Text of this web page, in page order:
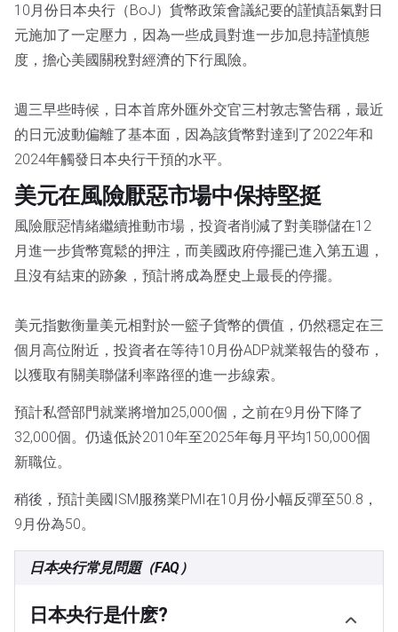
10月份日本央行（BoJ）貨幣政策會議紀要的謹慎語氣對日
元施加了一定壓力，因為一些成員對進一步加息持謹慎態
度，擔心美國關稅對經濟的下行風險。
週三早些時候，日本首席外匯外交官三村敦志警告稱，最近
的日元波動偏離了基本面，因為該貨幣對達到了2022年和
2024年觸發日本央行干預的水平。
美元在風險厭惡市場中保持堅挺
風險厭惡情緒繼續推動市場，投資者削減了對美聯儲在12
月進一步貨幣寬鬆的押注，而美國政府停擺已進入第五週，
且沒有結束的跡象，預計將成為歷史上最長的停擺。
美元指數衡量美元相對於一籃子貨幣的價值，仍然穩定在三
個月高位附近，投資者在等待10月份ADP就業報告的發布，
以獲取有關美聯儲利率路徑的進一步線索。
預計私營部門就業將增加25,000個，之前在9月份下降了
32,000個。仍遠低於2010年至2025年每月平均150,000個
新職位。
稍後，預計美國ISM服務業PMI在10月份小幅反彈至50.8，
9月份為50。
日本央行常見問題（FAQ）
日本央行是什麽?